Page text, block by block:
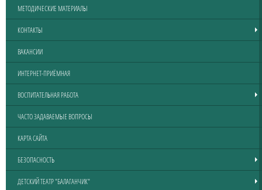
МЕТОДИЧЕСКИЕ МАТЕРИАЛЫ
КОНТАКТЫ
ВАКАНСИИ
ИНТЕРНЕТ-ПРИЁМНАЯ
ВОСПИТАТЕЛЬНАЯ РАБОТА
ЧАСТО ЗАДАВАЕМЫЕ ВОПРОСЫ
КАРТА САЙТА
БЕЗОПАСНОСТЬ
ДЕТСКИЙ ТЕАТР "БАЛАГАНЧИК"